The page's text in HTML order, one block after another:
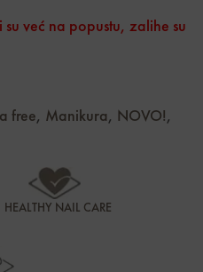
već na popustu, zalihe su
free, Manikura, NOVO!,
HEALTHY NAIL CARE